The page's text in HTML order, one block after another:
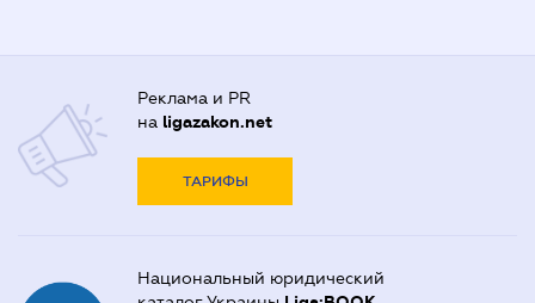
Реклама и PR
на ligazakon.net
ТАРИФЫ
Национальный юридический